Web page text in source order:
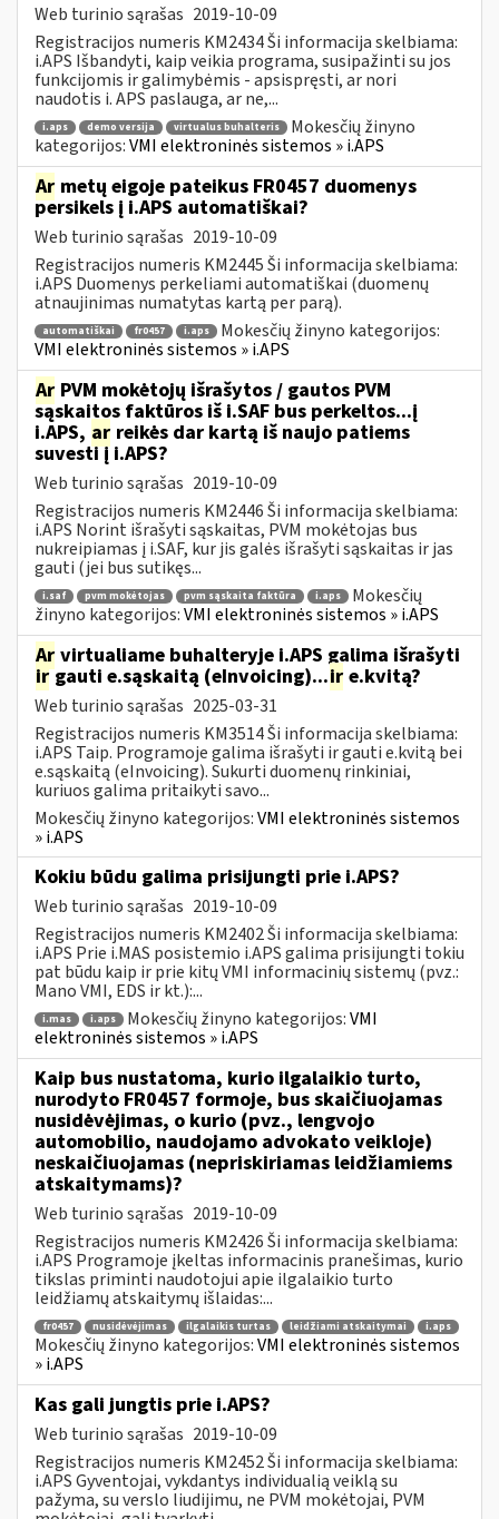
Web turinio sąrašas 2019-10-09
Registracijos numeris KM2434 Ši informacija skelbiama:
i.APS Išbandyti, kaip veikia programa, susipažinti su jos
funkcijomis ir galimybėmis - apsispręsti, ar nori
naudotis i. APS paslauga, ar ne,...
i.aps demo versija virtualus buhalteris
Mokesčių žinyno
kategorijos:VMI elektroninės sistemos » i.APS
Ar metų eigoje pateikus FR0457 duomenys
persikels į i.APS automatiškai?
Web turinio sąrašas 2019-10-09
Registracijos numeris KM2445 Ši informacija skelbiama:
i.APS Duomenys perkeliami automatiškai (duomenų
atnaujinimas numatytas kartą per parą).
automatiškai fr0457 i.aps
Mokesčių žinyno kategorijos:
VMI elektroninės sistemos » i.APS
Ar PVM mokėtojų išrašytos / gautos PVM
sąskaitos faktūros iš i.SAF bus perkeltos...į
i.APS, ar reikės dar kartą iš naujo patiems
suvesti į i.APS?
Web turinio sąrašas 2019-10-09
Registracijos numeris KM2446 Ši informacija skelbiama:
i.APS Norint išrašyti sąskaitas, PVM mokėtojas bus
nukreipiamas į i.SAF, kur jis galės išrašyti sąskaitas ir jas
gauti (jei bus sutikęs...
i.saf pvm mokėtojas pvm sąskaita faktūra i.aps
Mokesčių
žinyno kategorijos:VMI elektroninės sistemos » i.APS
Ar virtualiame buhalteryje i.APS galima išrašyti
irgauti e.sąskaitą (eInvoicing)...ir e.kvitą?
Web turinio sąrašas 2025-03-31
Registracijos numeris KM3514 Ši informacija skelbiama:
i.APS Taip. Programoje galima išrašyti ir gauti e.kvitą bei
e.sąskaitą (eInvoicing). Sukurti duomenų rinkiniai,
kuriuos galima pritaikyti savo...
Mokesčių žinyno kategorijos:VMI elektroninės sistemos
» i.APS
Kokiu būdu galima prisijungti prie i.APS?
Web turinio sąrašas 2019-10-09
Registracijos numeris KM2402 Ši informacija skelbiama:
i.APS Prie i.MAS posistemio i.APS galima prisijungti tokiu
pat būdu kaip ir prie kitų VMI informacinių sistemų (pvz.:
Mano VMI, EDS ir kt.):...
i.mas i.aps Mokesčių žinyno kategorijos:VMI
elektroninės sistemos » i.APS
Kaip bus nustatoma, kurio ilgalaikio turto,
nurodyto FR0457 formoje, bus skaičiuojamas
nusidėvėjimas, o kurio (pvz., lengvojo
automobilio, naudojamo advokato veikloje)
neskaičiuojamas (nepriskiriamas leidžiamiems
atskaitymams)?
Web turinio sąrašas 2019-10-09
Registracijos numeris KM2426 Ši informacija skelbiama:
i.APS Programoje įkeltas informacinis pranešimas, kurio
tikslas priminti naudotojui apie ilgalaikio turto
leidžiamų atskaitymų išlaidas:...
fr0457 nusidėvėjimas ilgalaikis turtas leidžiami atskaitymai i.aps
Mokesčių žinyno kategorijos:VMI elektroninės sistemos
» i.APS
Kas gali jungtis prie i.APS?
Web turinio sąrašas 2019-10-09
Registracijos numeris KM2452 Ši informacija skelbiama:
i.APS Gyventojai, vykdantys individualią veiklą su
pažyma, su verslo liudijimu, ne PVM mokėtojai, PVM